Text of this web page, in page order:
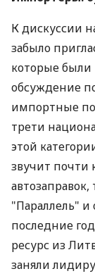
К дискуссии
забыло
которые
обсуждение
импортные
трети
этой
звучит почти
"Параллель"
последние
ресурс из
заняли